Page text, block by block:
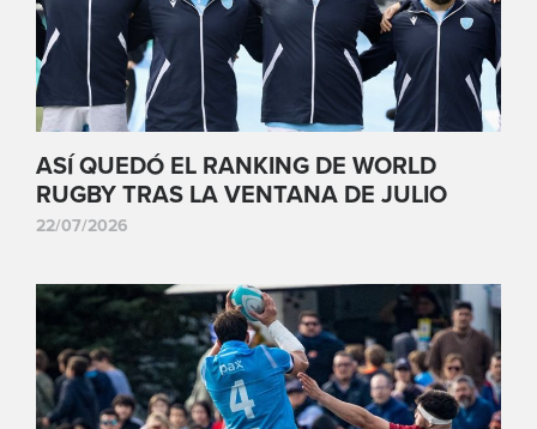
ASÍ QUEDÓ EL RANKING DE WORLD
RUGBY TRAS LA VENTANA DE JULIO
22/07/2026